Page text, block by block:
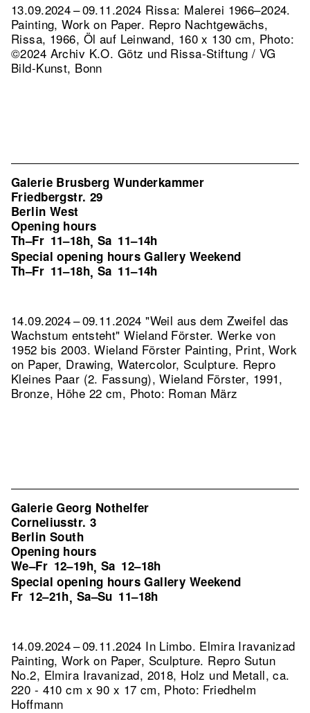
13.09.2024 – 09.11.2024 Rissa: Malerei 1966–2024.
Painting, Work on Paper. Repro Nachtgewächs,
Rissa, 1966, Öl auf Leinwand, 160 x 130 cm, Photo:
©2024 Archiv K.O. Götz und Rissa-Stiftung / VG
Bild-Kunst, Bonn
Galerie Brusberg Wunderkammer
Friedbergstr. 29
Berlin West
Opening hours
Th–Fr 11–18h, Sa 11–14h
Special opening hours Gallery Weekend
Th–Fr 11–18h, Sa 11–14h
14.09.2024 – 09.11.2024 "Weil aus dem Zweifel das
Wachstum entsteht" Wieland Förster. Werke von
1952 bis 2003. Wieland Förster Painting, Print, Work
on Paper, Drawing, Watercolor, Sculpture. Repro
Kleines Paar (2. Fassung), Wieland Förster, 1991,
Bronze, Höhe 22 cm, Photo: Roman März
Galerie Georg Nothelfer
Corneliusstr. 3
Berlin South
Opening hours
We–Fr 12–19h, Sa 12–18h
Special opening hours Gallery Weekend
Fr 12–21h, Sa–Su 11–18h
14.09.2024 – 09.11.2024 In Limbo. Elmira Iravanizad
Painting, Work on Paper, Sculpture. Repro Sutun
No.2, Elmira Iravanizad, 2018, Holz und Metall, ca.
220 - 410 cm x 90 x 17 cm, Photo: Friedhelm
Hoffmann